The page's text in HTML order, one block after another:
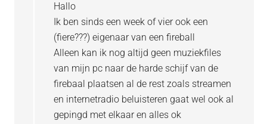
Hallo
Ik ben sinds een week of vier ook een
(fiere???) eigenaar van een fireball
Alleen kan ik nog altijd geen muziekfiles
van mijn pc naar de harde schijf van de
firebaal plaatsen al de rest zoals streamen
en internetradio beluisteren gaat wel ook al
gepingd met elkaar en alles ok